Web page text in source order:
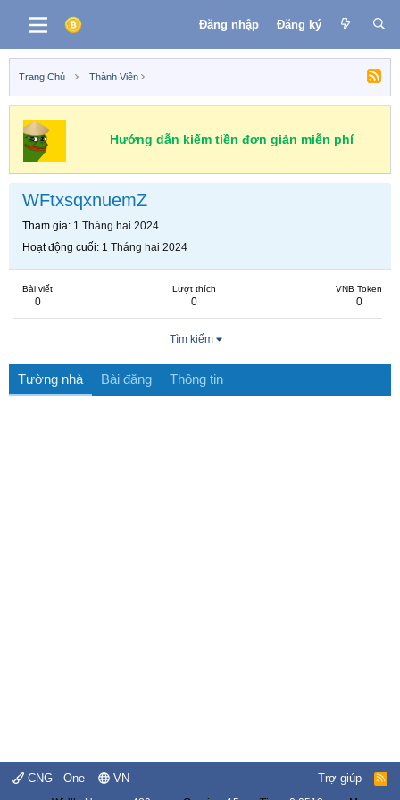
Đăng nhập Đăng ký
Trang Chủ Thành Viên
Hướng dẫn kiếm tiền đơn giản miễn phí
WFtxsqxnuemZ
Tham gia 1 Tháng hai 2024
Hoạt động cuối 1 Tháng hai 2024
Bài viết
0
Lượt thích
0
VNB Token
0
Tìm kiếm
Tường nhà Bài đăng Thông tin
CNG - One VN Trợ giúp
R